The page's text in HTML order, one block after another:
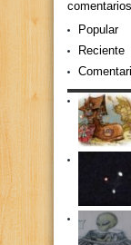
Popular
Reciente